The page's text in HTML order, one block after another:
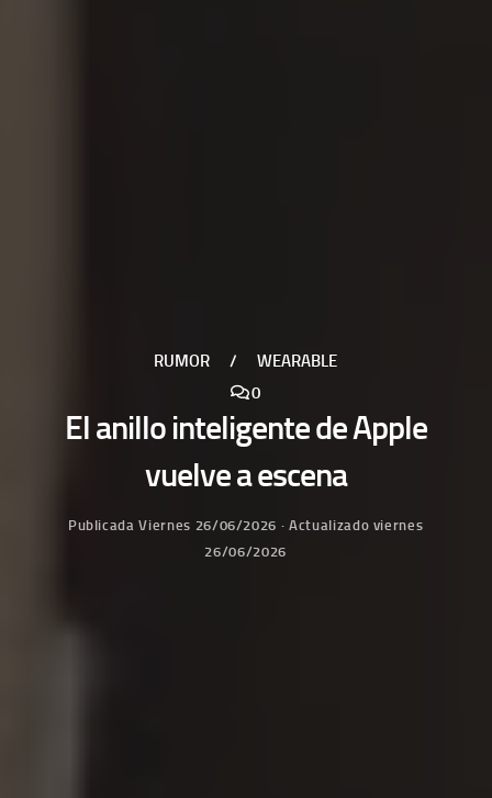
RUMOR /
WEARABLE
0
El anillo inteligente de Apple
vuelve a escena
PublicadaViernes 26/06/2026 · Actualizado viernes
26/06/2026